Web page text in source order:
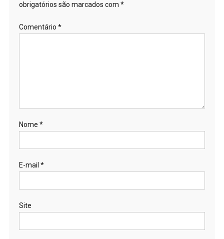
obrigatórios são marcados com *
Comentário *
Nome *
E-mail *
Site